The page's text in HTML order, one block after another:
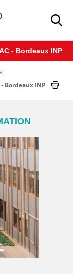
- Bordeaux INP
Bordeaux INP